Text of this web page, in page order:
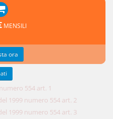
554 art. 1
1999 numero 554 art. 2
1999 numero 554 art. 3
MENSILI
ora